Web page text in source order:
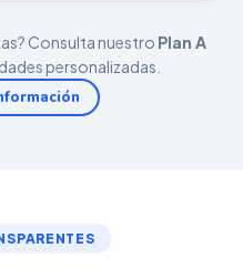
Consulta nuestro Plan A
personalizadas.